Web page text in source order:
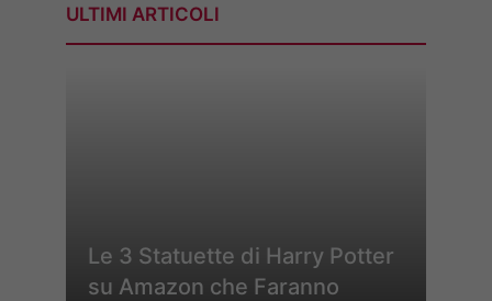
ULTIMI ARTICOLI
Le 3 Statuette di Harry Potter
su Amazon che Faranno